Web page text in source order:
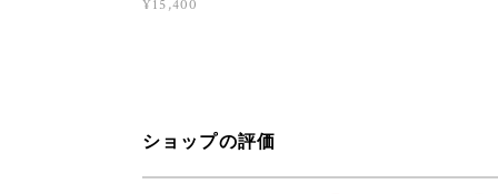
¥15,400
ショップの評価